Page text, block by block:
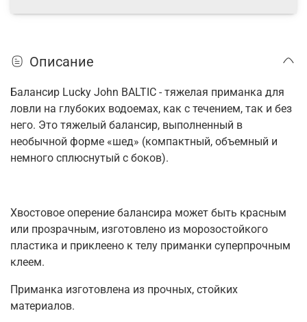
Описание
Балансир Lucky John BALTIC - тяжелая приманка для
ловли на глубоких водоемах, как с течением, так и без
него. Это тяжелый балансир, выполненный в
необычной форме «шед» (компактный, объемный и
немного сплюснутый с боков).
Хвостовое оперение балансира может быть красным
или прозрачным, изготовлено из морозостойкого
пластика и приклеено к телу приманки суперпрочным
клеем.
Приманка изготовлена из прочных, стойких
материалов.